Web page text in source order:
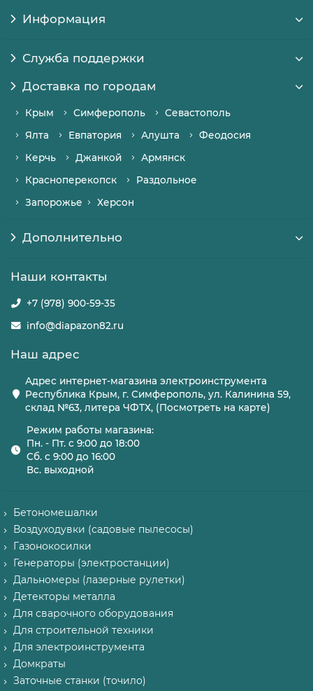
Информация
Служба поддержки
Доставка по городам
Крым Симферополь
Севастополь
Ялта
Евпатория Алушта
Феодосия
Керчь
Джанкой
Армянск
Красноперекопск
Раздольное
Запорожье
Херсон
Дополнительно
Наши контакты
+7 (978) 900-59-35
info@diapazon82.ru
Наш адрес
Адрес интернет-магазина электроинструмента
Республика Крым, г. Симферополь, ул. Калинина 59,
склад №63, литера ЧФТХ, (Посмотреть на карте)
Режим работы магазина:
Пн. - Пт. с 9:00 до 18:00
Сб. с 9:00 до 16:00
Вс. выходной
Бетономешалки
Воздуходувки (садовые пылесосы)
Газонокосилки
Генераторы (электростанции)
Дальномеры (лазерные рулетки)
Детекторы металла
Для сварочного оборудования
Для строительной техники
Для электроинструмента
Домкраты
Заточные станки (точило)